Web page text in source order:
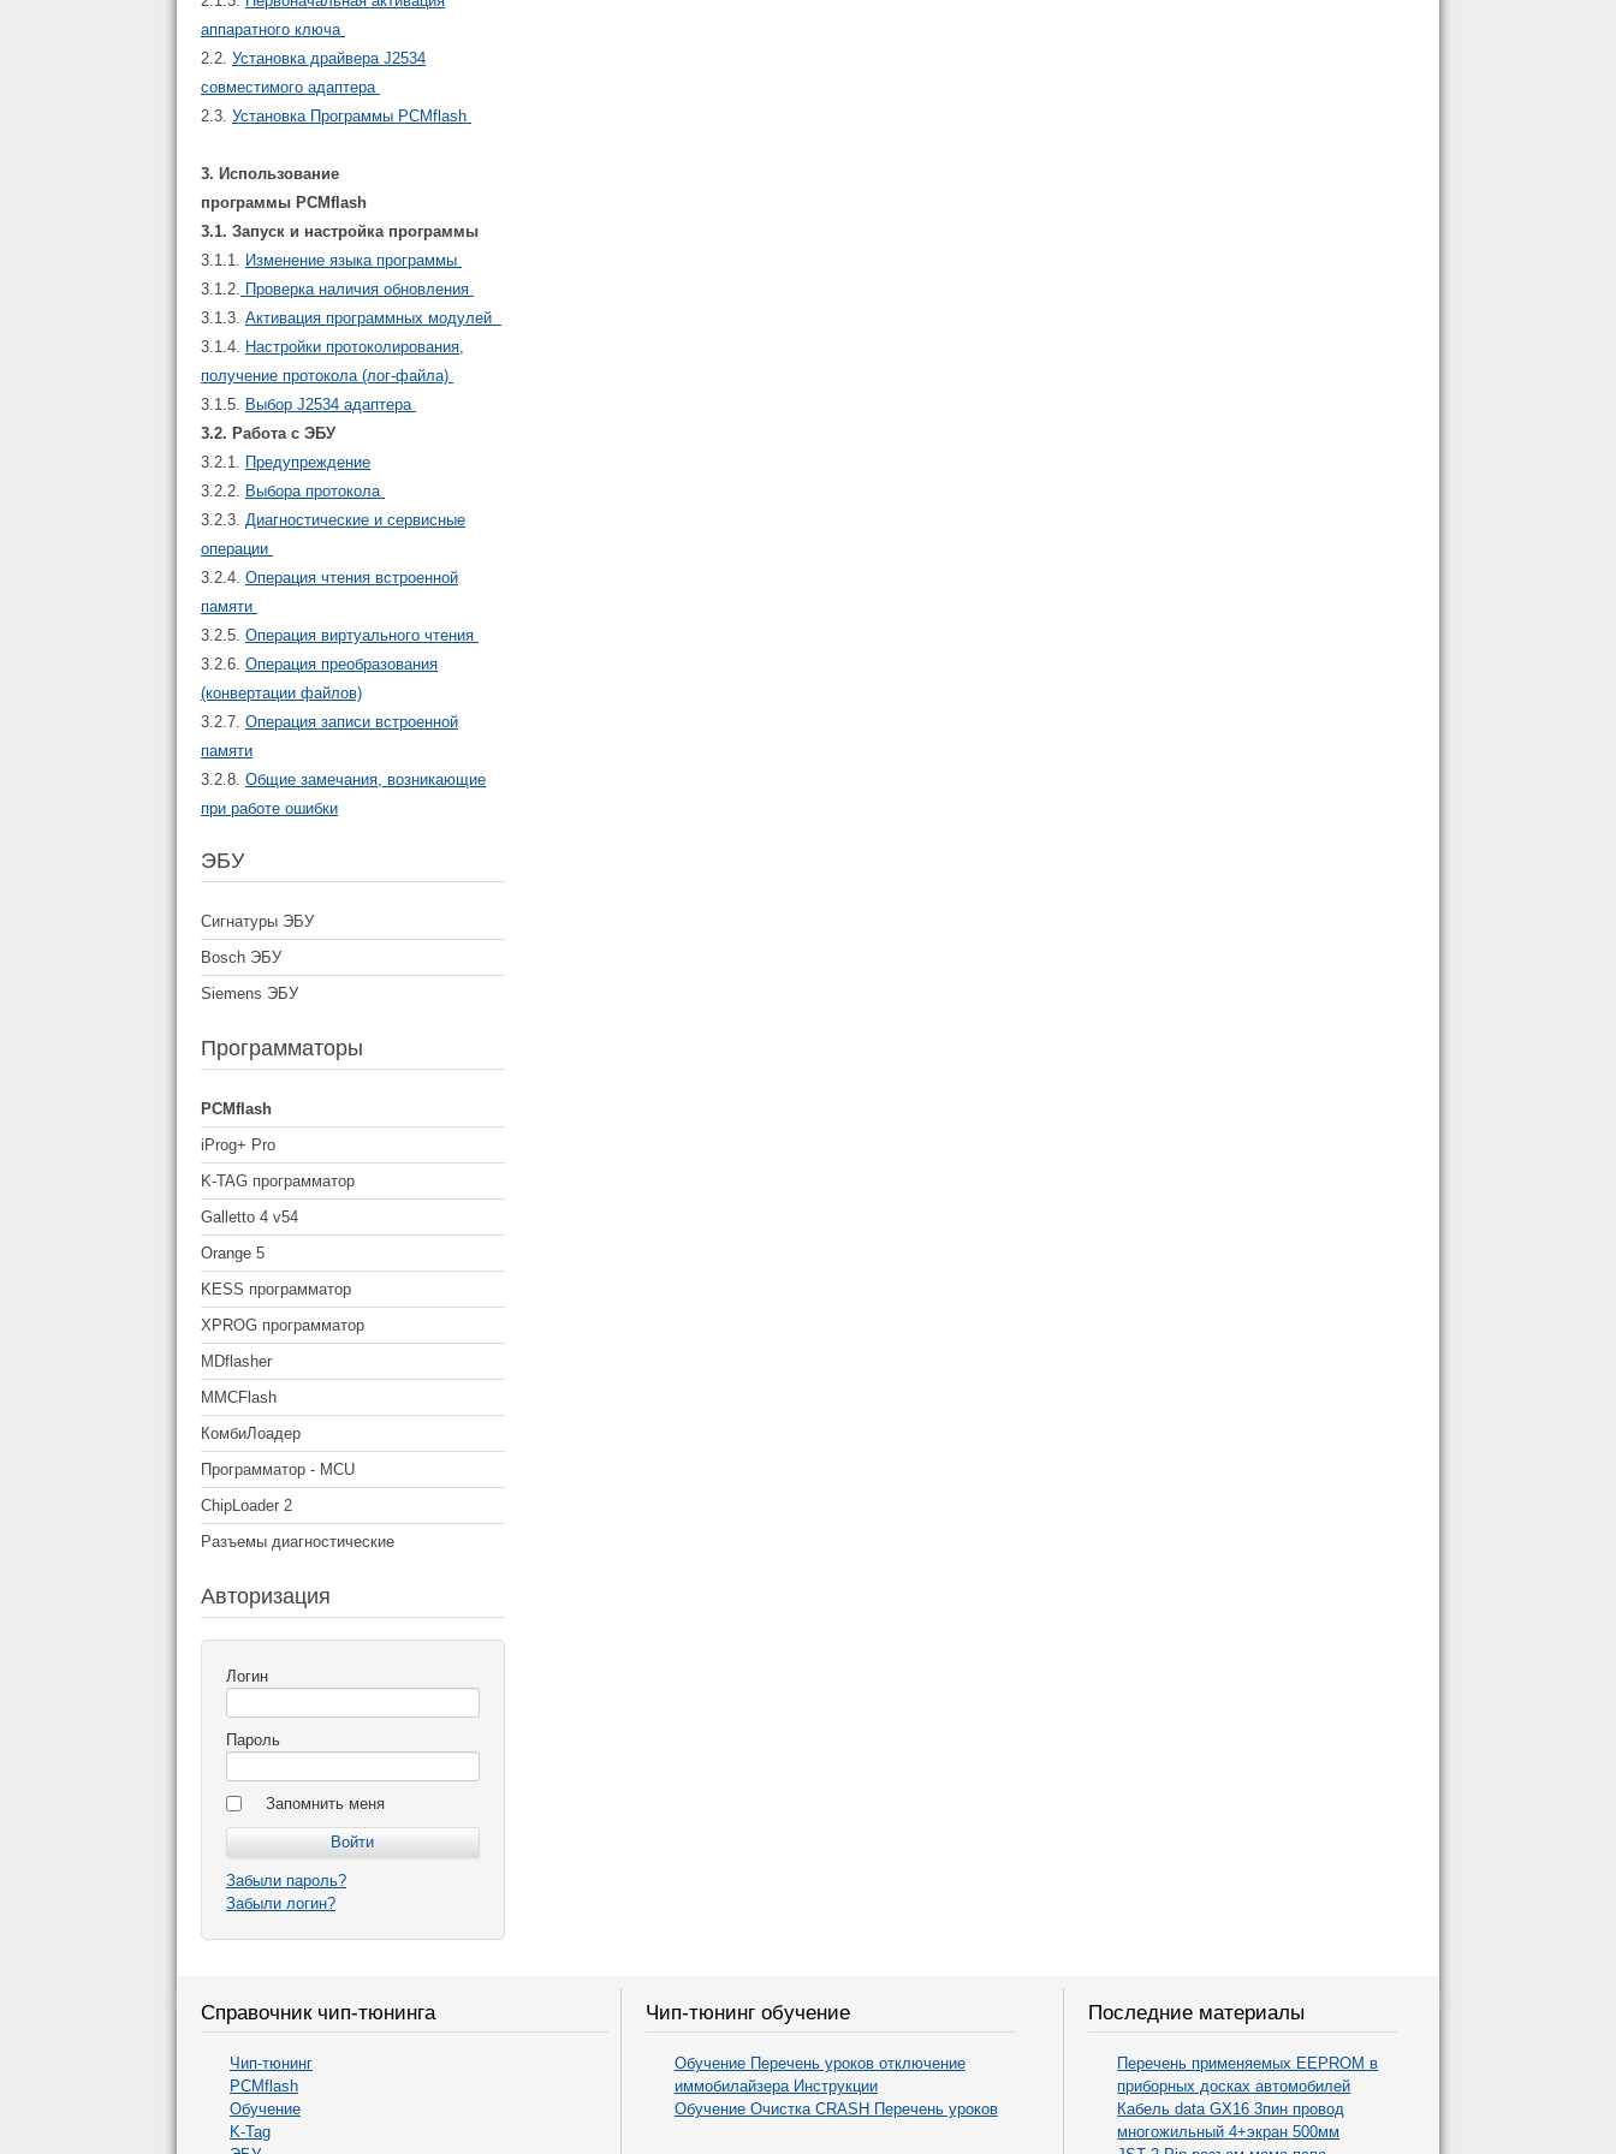
аппаратного ключа
2.2. Установка драйвера J2534
совместимого адаптера
2.3. Установка Программы PCMflash
3. Использование
программы PCMflash
3.1. Запуск и настройка программы
3.1.1.
Изменение языка программы
3.1.2.
Проверка наличия обновления
3.1.3. Активация программных модулей
3.1.4.
Настройки протоколирования,
получение протокола (лог-файла)
3.1.5.
Выбор J2534 адаптера
3.2. Работа с ЭБУ
3.2.1.
Предупреждение
3.2.2.
Выбора протокола
3.2.3. Диагностические и сервисные
операции
3.2.4. Операция чтения встроенной
памяти
3.2.5. Операция виртуального чтения
3.2.6. Операция преобразования
(конвертации файлов)
3.2.7. Операция записи встроенной
памяти
3.2.8. Общие замечания, возникающие
при работе ошибки
ЭБУ
Сигнатуры ЭБУ
Bosch ЭБУ
Siemens ЭБУ
Программаторы
PCMflash
iProg+ Pro
K-TAG программатор
Galletto 4 v54
Orange 5
KESS программатор
XPROG программатор
MDflasher
MMCFlash
КомбиЛоадер
Программатор - MCU
ChipLoader 2
Разъемы диагностические
Авторизация
Логин
Пароль
Запомнить меня
Забыли пароль?
Забыли логин?
Справочник чип-тюнинга
Чип-тюнинг
PCMflash
Обучение
K-Tag
Чип-тюнинг обучение
Обучение Перечень уроков отключение
иммобилайзера Инструкции
Обучение Очистка CRASH Перечень уроков
Последние материалы
Перечень применяемых EEPROM в
приборных досках автомобилей
Кабель data GX16 3пин провод
многожильный 4+экран 500мм